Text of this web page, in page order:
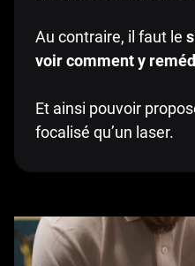
Au contraire, il faut le
voir comment y
Et ainsi pouvoir
focalisé qu’un laser.